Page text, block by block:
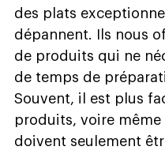
des plats
dépannent. Ils nous
de produits qui ne
de temps de
Souvent, il est plus
produits, voire même
doivent seulement